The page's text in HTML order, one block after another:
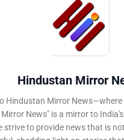
Hindustan Mirror
Hindustan Mirror News—where
News" is a mirror to
strive to provide news that is